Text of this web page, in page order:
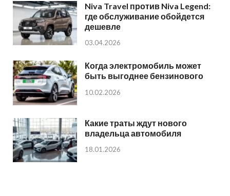
Niva Travel против Niva Legend:
где обслуживание обойдется
дешевле
03.04.2026
Когда электромобиль может
быть выгоднее бензинового
10.02.2026
Какие траты ждут нового
владельца автомобиля
18.01.2026